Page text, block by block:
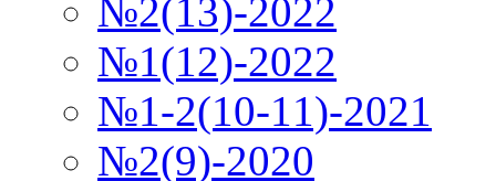
№2(13)-2022
№1(12)-2022
№1-2(10-11)-2021
№2(9)-2020